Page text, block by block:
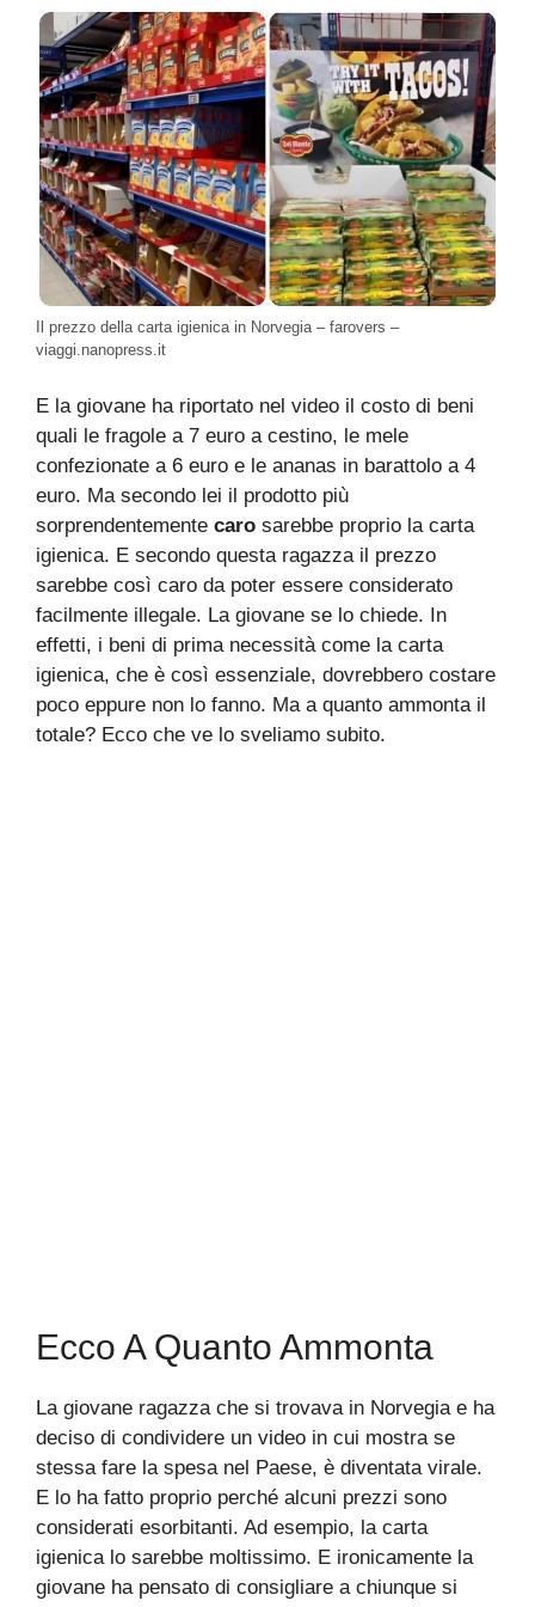
Il prezzo della carta igienica in Norvegia – farovers –
viaggi.nanopress.it
E la giovane ha riportato nel video il costo di beni
quali le fragole a 7 euro a cestino, le mele
confezionate a 6 euro e le ananas in barattolo a 4
euro. Ma secondo lei il prodotto più
sorprendentemente caro sarebbe proprio la carta
igienica. E secondo questa ragazza il prezzo
sarebbe così caro da poter essere considerato
facilmente illegale. La giovane se lo chiede. In
effetti, i beni di prima necessità come la carta
igienica, che è così essenziale, dovrebbero costare
poco eppure non lo fanno. Ma a quanto ammonta il
totale? Ecco che ve lo sveliamo subito.
Ecco A Quanto Ammonta
La giovane ragazza che si trovava in Norvegia e ha
deciso di condividere un video in cui mostra se
stessa fare la spesa nel Paese, è diventata virale.
E lo ha fatto proprio perché alcuni prezzi sono
considerati esorbitanti. Ad esempio, la carta
igienica lo sarebbe moltissimo. E ironicamente la
giovane ha pensato di consigliare a chiunque si